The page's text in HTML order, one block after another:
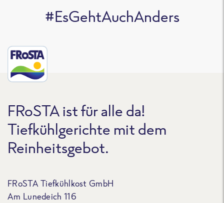
#EsGehtAuchAnders
FRoSTA ist für alle da!
Tiefkühlgerichte mit dem
Reinheitsgebot.
FRoSTA Tiefkühlkost GmbH
Am Lunedeich 116